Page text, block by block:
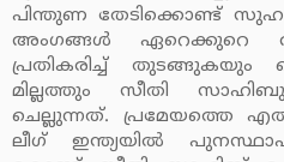
പിന്തുണ തേടിക്കൊണ്ട്
അംഗങ്ങള്‍ ഏറെക്കുറെ
പ്രതികരിച്ച് തുടങ്ങുകയും
മില്ലത്തും സീതി
ചെല്ലുന്നത്. പ്രമേയത്തെ
ലീഗ് ഇന്ത്യയില്‍